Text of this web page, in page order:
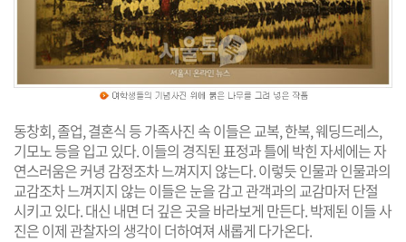
동창회, 졸업, 결혼식 등 가족사진 속 이들은 교복, 한복, 웨딩드레스,
기모노 등을 입고 있다. 이들의 경직된 표정과 틀에 박힌 자세에는 자
연스러움은 커녕 감정조차 느껴지지 않는다. 이렇듯 인물과 인물과의
교감조차 느껴지지 않는 이들은 눈을 감고 관객과의 교감마저 단절
시키고 있다. 대신 내면 더 깊은 곳을 바라보게 만든다. 박제된 이들 사
진은 이제 관찰자의 생각이 더하여져 새롭게 다가온다.